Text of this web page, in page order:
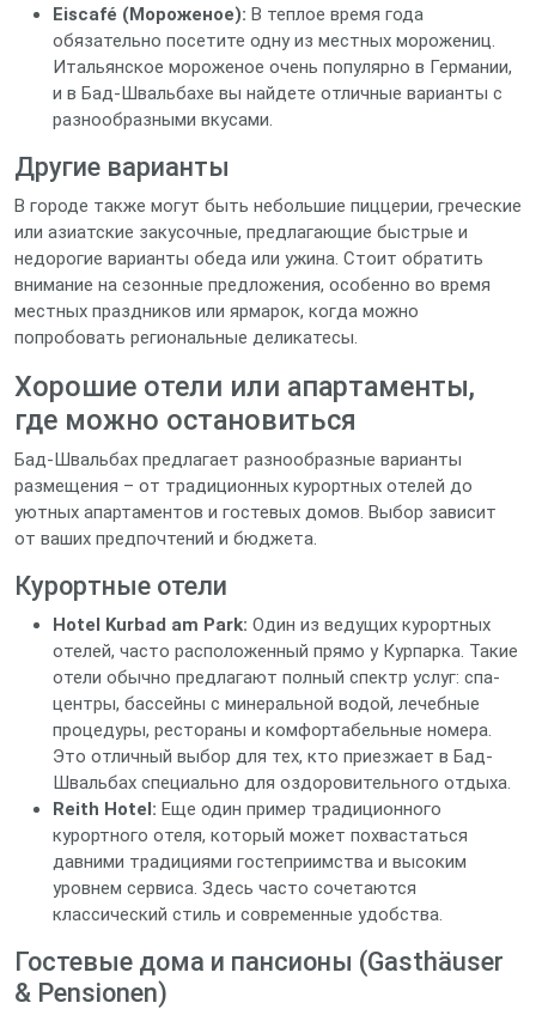
Eiscafé (Мороженое): В теплое время года
обязательно посетите одну из местных морожениц.
Итальянское мороженое очень популярно в Германии,
и в Бад-Швальбахе вы найдете отличные варианты с
разнообразными вкусами.
Другие варианты
В городе также могут быть небольшие пиццерии, греческие
или азиатские закусочные, предлагающие быстрые и
недорогие варианты обеда или ужина. Стоит обратить
внимание на сезонные предложения, особенно во время
местных праздников или ярмарок, когда можно
попробовать региональные деликатесы.
Хорошие отели или апартаменты,
где можно остановиться
Бад-Швальбах предлагает разнообразные варианты
размещения – от традиционных курортных отелей до
уютных апартаментов и гостевых домов. Выбор зависит
от ваших предпочтений и бюджета.
Курортные отели
Hotel Kurbad am Park: Один из ведущих курортных
отелей, часто расположенный прямо у Курпарка. Такие
отели обычно предлагают полный спектр услуг: спа-
центры, бассейны с минеральной водой, лечебные
процедуры, рестораны и комфортабельные номера.
Это отличный выбор для тех, кто приезжает в Бад-
Швальбах специально для оздоровительного отдыха.
Reith Hotel: Еще один пример традиционного
курортного отеля, который может похвастаться
давними традициями гостеприимства и высоким
уровнем сервиса. Здесь часто сочетаются
классический стиль и современные удобства.
Гостевые дома и пансионы (Gasthäuser
& Pensionen)